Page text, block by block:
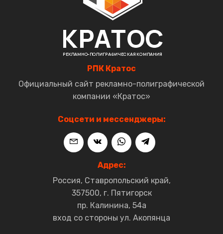
РПК Кратос
Официальный сайт рекламно-полиграфической
компании «Кратос»
Соцсети и мессенджеры:
Адрес:
Россия, Ставропольский край,
357500, г. Пятигорск
пр. Калинина, 54а
вход со стороны ул. Акопянца